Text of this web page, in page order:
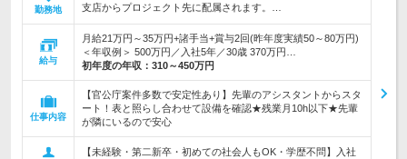
勤務地
支店からプロジェクト先に配属されます。…
給与
月給21万円～35万円+諸手当+賞与2回(昨年度実績50～80万円)
＜年収例＞ 500万円／入社5年／30歳 370万円…
初年度の年収： 310～450万円
仕事内容
【官公庁案件多数で安定性あり】先輩のアシスタントからスタ
ート！表と照らし合わせて設備を確認★残業月10h以下★先輩
が隣にいるので安心
【未経験・第二新卒・初めての社会人もOK・学歴不問】入社